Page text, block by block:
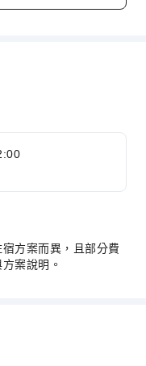
方案而異，且部分費
案說明。